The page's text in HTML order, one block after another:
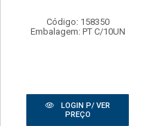
Código: 158350
Embalagem: PT C/10UN
LOGIN P/ VER
PREÇO